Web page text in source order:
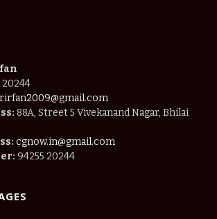
20244
88A, Street 5 Vivekanand Nagar, Bhilai
cgnow.in@gmail.com
94255 20244